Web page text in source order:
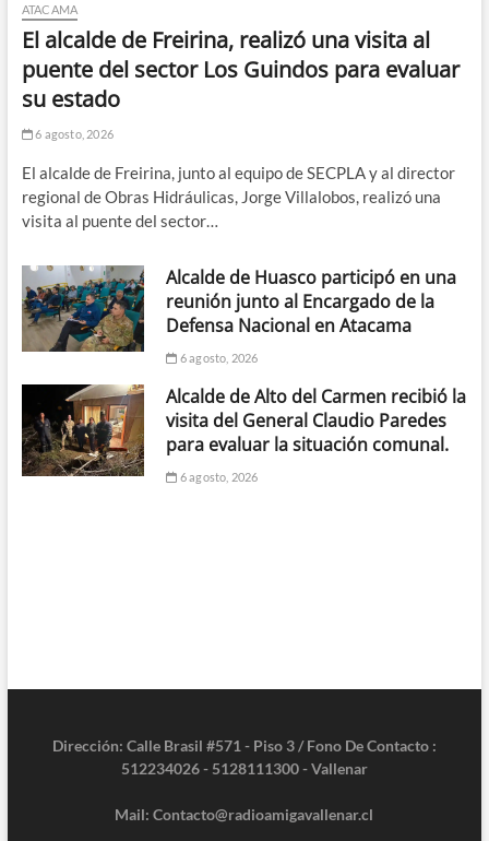
ATACAMA
El alcalde de Freirina, realizó una visita al
puente del sector Los Guindos para evaluar
su estado
6 agosto, 2026
El alcalde de Freirina, junto al equipo de SECPLA y al director
regional de Obras Hidráulicas, Jorge Villalobos, realizó una
visita al puente del sector…
Alcalde de Huasco participó en una
reunión junto al Encargado de la
Defensa Nacional en Atacama
6 agosto, 2026
Alcalde de Alto del Carmen recibió la
visita del General Claudio Paredes
para evaluar la situación comunal.
6 agosto, 2026
Dirección: Calle Brasil #571 - Piso 3 / Fono De Contacto :
512234026 - 5128111300 - Vallenar
Mail: Contacto@radioamigavallenar.cl